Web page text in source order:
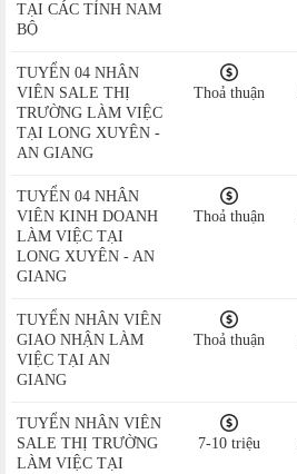
TẠI CÁC TỈNH NAM
BỘ
TUYỂN 04 NHÂN
VIÊN SALE THỊ
TRƯỜNG LÀM VIỆC
TẠI LONG XUYÊN -
AN GIANG
Thoả thuận
TUYỂN 04 NHÂN
VIÊN KINH DOANH
LÀM VIỆC TẠI
LONG XUYÊN - AN
GIANG
Thoả thuận
TUYỂN NHÂN VIÊN
GIAO NHẬN LÀM
VIỆC TẠI AN
GIANG
Thoả thuận
TUYỂN NHÂN VIÊN
SALE THỊ TRƯỜNG
LÀM VIỆC TẠI
7-10 triệu